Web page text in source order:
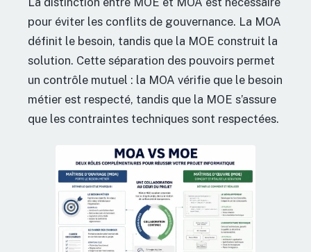
pour éviter les conflits de gouvernance. La MOA
définit le besoin, tandis que la MOE construit la
solution. Cette séparation des pouvoirs permet
un contrôle mutuel : la MOA vérifie que le besoin
métier est respecté, tandis que la MOE s’assure
que les contraintes techniques sont respectées.